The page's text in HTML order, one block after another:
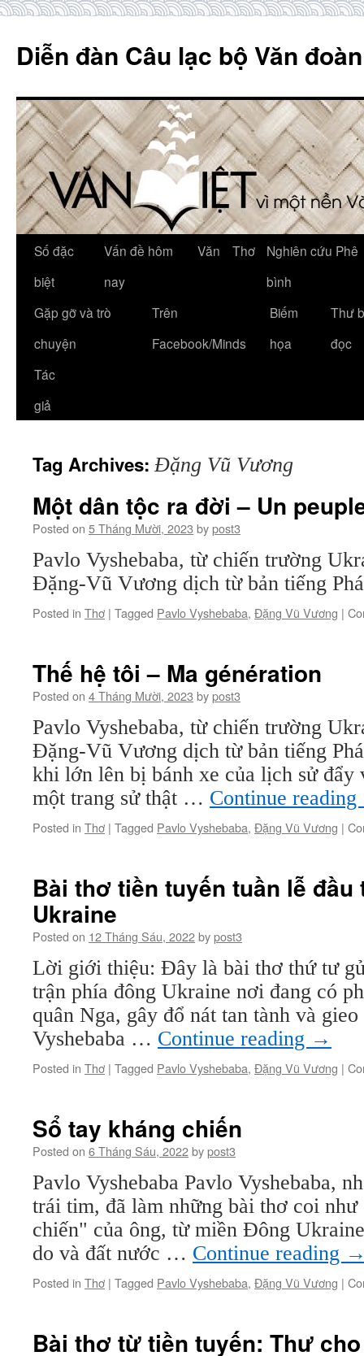
content
Diễn đàn Câu lạc bộ Văn
Số đặc
biệt
Vấn đề hôm
nay
Văn Thơ
Nghiên cứu Phê
bình
Gặp gỡ và trò
chuyện
Trên
Facebook/Minds
Biếm
họa
Thư
đọc
Tác
giả
Tag Archives:Đặng Vũ Vương
Một dân tộc ra đời – Un
Posted on 5 Tháng Mười, 2023 bypost3
Pavlo Vyshebaba, từ chiến trường
Đặng-Vũ Vương dịch từ bản tiếng
Posted in Thơ | Tagged Pavlo Vyshebaba, Đặng Vũ Vương |
Thế hệ tôi – Ma génération
Posted on 4 Tháng Mười, 2023 bypost3
Pavlo Vyshebaba, từ chiến trường
Đặng-Vũ Vương dịch từ bản tiếng
khi lớn lên bị bánh xe của lịch sử đẩy
một trang sử thật … Continue reading
Posted in Thơ | Tagged Pavlo Vyshebaba, Đặng Vũ Vương |
Bài thơ tiền tuyến tuần lễ đầu
Ukraine
Posted on 12 Tháng Sáu, 2022bypost3
Lời giới thiệu: Đây là bài thơ thứ tư
trận phía đông Ukraine nơi đang có
quân Nga, gây đổ nát tan tành và
Vyshebaba … Continue reading →
Posted in Thơ | Tagged Pavlo Vyshebaba, Đặng Vũ Vương |
Sổ tay kháng chiến
Posted on 6 Tháng Sáu, 2022bypost3
Pavlo Vyshebaba Pavlo Vyshebaba,
trái tim, đã làm những bài thơ coi như
chiến" của ông, từ miền Đông
do và đất nước … Continue reading
Posted in Thơ | Tagged Pavlo Vyshebaba, Đặng Vũ Vương |
Bài thơ từ tiền tuyến: Thư